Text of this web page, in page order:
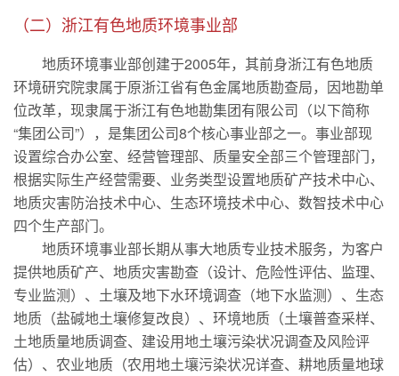
（二）浙江有色地质环境事业部
地质环境事业部创建于2005年，其前身浙江有色地质
环境研究院隶属于原浙江省有色金属地质勘查局，因地勘单
位改革，现隶属于浙江有色地勘集团有限公司（以下简称
“集团公司”），是集团公司8个核心事业部之一。事业部现
设置综合办公室、经营管理部、质量安全部三个管理部门，
根据实际生产经营需要、业务类型设置地质矿产技术中心、
地质灾害防治技术中心、生态环境技术中心、数智技术中心
四个生产部门。
地质环境事业部长期从事大地质专业技术服务，为客户
提供地质矿产、地质灾害勘查（设计、危险性评估、监理、
专业监测）、土壤及地下水环境调查（地下水监测）、生态
地质（盐碱地土壤修复改良）、环境地质（土壤普查采样、
土地质量地质调查、建设用地土壤污染状况调查及风险评
估）、农业地质（农用地土壤污染状况详查、耕地质量地球